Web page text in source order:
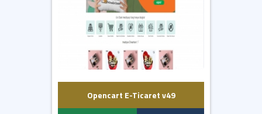
Opencart E-Ticaret v49